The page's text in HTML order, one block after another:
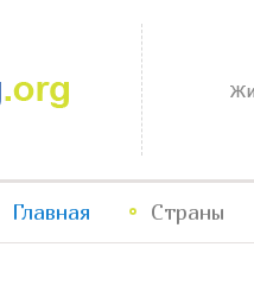
Жизнь в
Главная Страны